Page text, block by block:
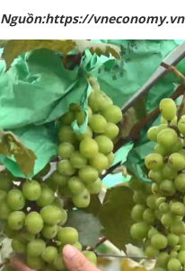
Nguồn:https://vneconomy.vn